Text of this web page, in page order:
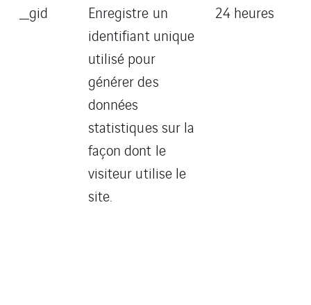
_gid
Enregistre un
identifiant unique
utilisé pour
générer des
données
statistiques sur la
façon dont le
visiteur utilise le
site.
24 heures